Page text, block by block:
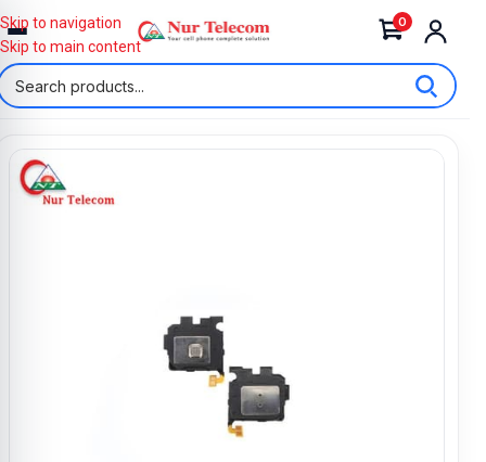
0
Skip to navigation
Skip to main content